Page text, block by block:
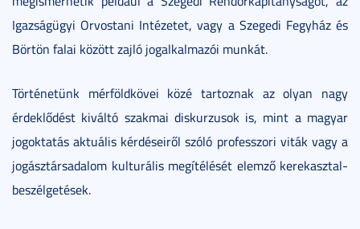
Igazságügyi Orvostani Intézetet, vagy a Szegedi Fegyház és
Börtön falai között zajló jogalkalmazói munkát.
Történetünk mérföldkövei közé tartoznak az olyan nagy
érdeklődést kiváltó szakmai diskurzusok is, mint a magyar
jogoktatás aktuális kérdéseiről szóló professzori viták vagy a
jogásztársadalom kulturális megítélését elemző kerekasztal-
beszélgetések.